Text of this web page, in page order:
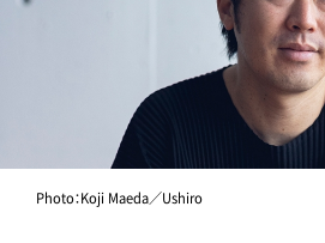
Photo：Koji Maeda／Ushiro